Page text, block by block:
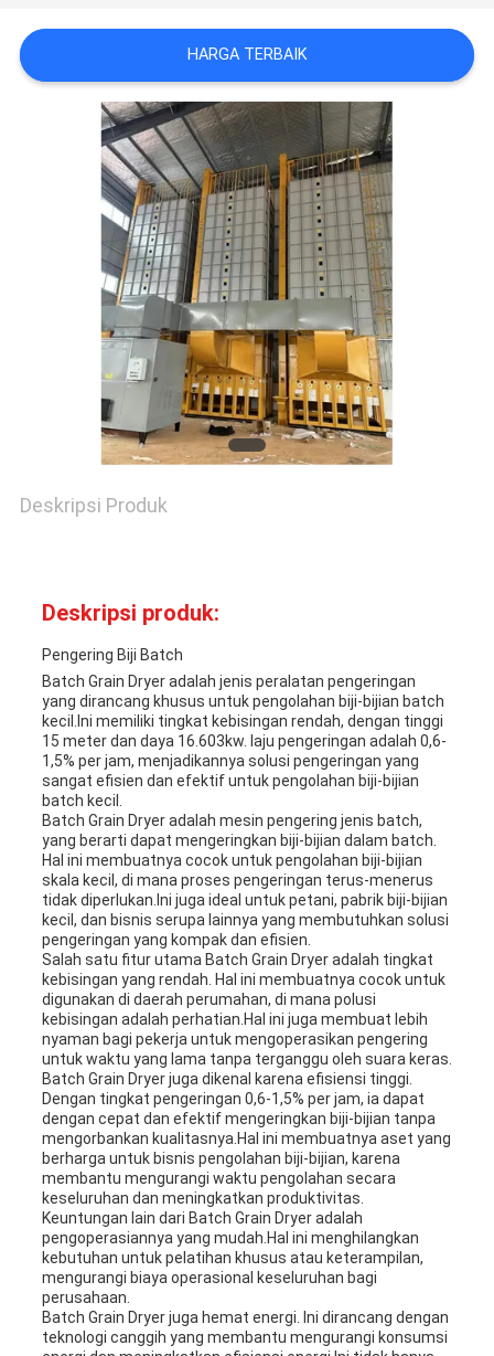
BERITA
PERMINTAAN
PENAWARAN
SITEMAP
KEBIJAKAN
PRIBADI
HARGA TERBAIK
Deskripsi Produk
Deskripsi produk:
Pengering Biji Batch
Batch Grain Dryer adalah jenis peralatan pengeringan
yang dirancang khusus untuk pengolahan biji-bijian batch
kecil.Ini memiliki tingkat kebisingan rendah, dengan tinggi
15 meter dan daya 16.603kw. laju pengeringan adalah 0,6-
1,5% per jam, menjadikannya solusi pengeringan yang
sangat efisien dan efektif untuk pengolahan biji-bijian
batch kecil.
Batch Grain Dryer adalah mesin pengering jenis batch,
yang berarti dapat mengeringkan biji-bijian dalam batch.
Hal ini membuatnya cocok untuk pengolahan biji-bijian
skala kecil, di mana proses pengeringan terus-menerus
tidak diperlukan.Ini juga ideal untuk petani, pabrik biji-bijian
kecil, dan bisnis serupa lainnya yang membutuhkan solusi
pengeringan yang kompak dan efisien.
Salah satu fitur utama Batch Grain Dryer adalah tingkat
kebisingan yang rendah. Hal ini membuatnya cocok untuk
digunakan di daerah perumahan, di mana polusi
kebisingan adalah perhatian.Hal ini juga membuat lebih
nyaman bagi pekerja untuk mengoperasikan pengering
untuk waktu yang lama tanpa terganggu oleh suara keras.
Batch Grain Dryer juga dikenal karena efisiensi tinggi.
Dengan tingkat pengeringan 0,6-1,5% per jam, ia dapat
dengan cepat dan efektif mengeringkan biji-bijian tanpa
mengorbankan kualitasnya.Hal ini membuatnya aset yang
berharga untuk bisnis pengolahan biji-bijian, karena
membantu mengurangi waktu pengolahan secara
keseluruhan dan meningkatkan produktivitas.
Keuntungan lain dari Batch Grain Dryer adalah
pengoperasiannya yang mudah.Hal ini menghilangkan
kebutuhan untuk pelatihan khusus atau keterampilan,
mengurangi biaya operasional keseluruhan bagi
perusahaan.
Batch Grain Dryer juga hemat energi. Ini dirancang dengan
teknologi canggih yang membantu mengurangi konsumsi